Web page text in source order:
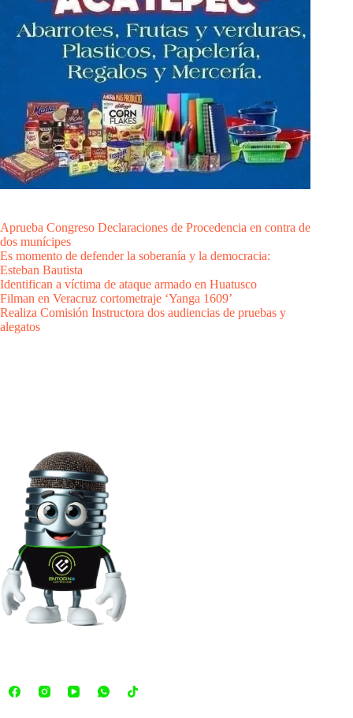
Aprueba Congreso Declaraciones de Procedencia en contra de
dos munícipes
Es momento de defender la soberanía y la democracia:
Esteban Bautista
Identifican a víctima de ataque armado en Huatusco
Filman en Veracruz cortometraje ‘Yanga 1609’
Realiza Comisión Instructora dos audiencias de pruebas y
alegatos